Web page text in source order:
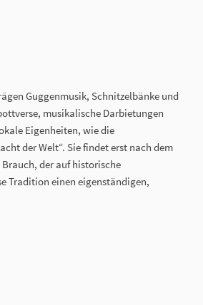
Guggenmusik, Schnitzelbänke und
musikalische Darbietungen
Eigenheiten, wie die
der Welt“. Sie findet erst nach dem
der auf historische
Tradition einen eigenständigen,